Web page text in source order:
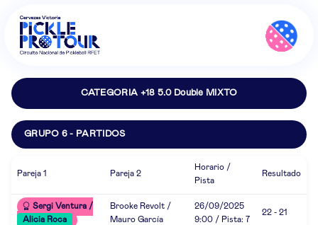
CATEGORIA +18 5.0 Double MIXTO
GRUPO 6 - PARTIDOS
Pareja 1 Pareja 2
Horario /
Pista
Resultado
Sergi Ventura /
Alicia Roca
Brooke Revolt /
Mauro García
26/09/2025
9:00 / Pista: 7
22 - 21